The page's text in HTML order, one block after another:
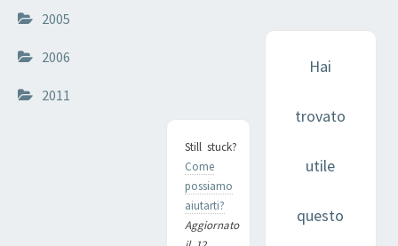
2005
2006
2011
Still stuck?
Come
possiamo
aiutarti?
Aggiornato
Hai
trovato
utile
questo